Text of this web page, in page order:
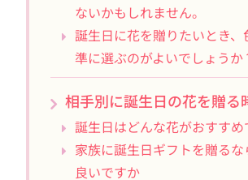
ないかもしれません。
誕生日に花を贈りたいとき
準に選ぶのがよいでしょうか
相手別に誕生日の花を贈る
誕生日はどんな花がおすすめ
家族に誕生日ギフトを贈る
良いですか